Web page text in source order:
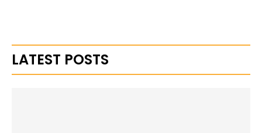
LATEST POSTS